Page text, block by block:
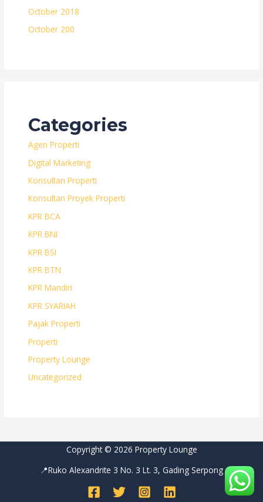
October 2018
October 200
Categories
Agen Properti
Digital Marketing
Konsultan Properti
Konsultan Proyek Properti
KPR BCA
KPR BNI
KPR BSI
KPR BTN
KPR Mandiri
KPR SYARIAH
Pajak Properti
Properti
Property Lounge
Uncategorized
Copyright © 2026 Property Lounge
📍Ruko Alexandrite 3 No. 3 Lt. 3, Gading Serpong